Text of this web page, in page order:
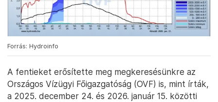
Forrás: Hydroinfo
A fentieket erősítette meg megkeresésünkre az
Országos Vízügyi Főigazgatóság (OVF) is, mint írták,
a 2025. december 24. és 2026. január 15. közötti